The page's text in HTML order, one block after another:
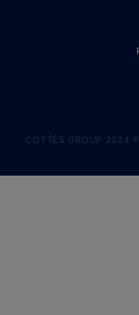
COTTÉS GROUP 2024